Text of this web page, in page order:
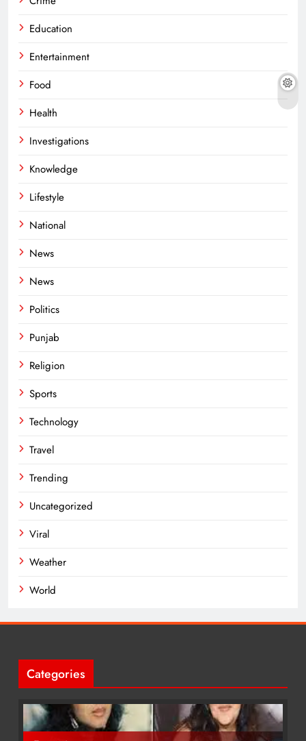
Education
Entertainment
Food
Health
Investigations
Knowledge
Lifestyle
National
News
News
Politics
Punjab
Religion
Sports
Technology
Travel
Trending
Uncategorized
Viral
Weather
World
Categories